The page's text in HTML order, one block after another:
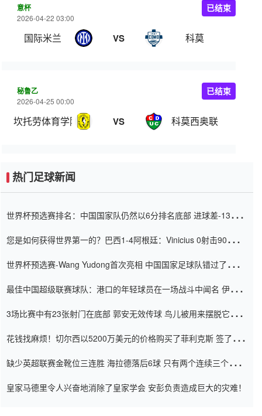
意杯
2026-04-22 03:00
国际米兰 VS 科莫
已结束
秘鲁乙
2026-04-25 00:00
坎托劳体育学院 VS 科莫西奥联
已结束
热门足球新闻
世界杯预选赛排名：中国国家队仍然以6分排名底部 进球差-13令人
您是如何获得世界第一的？巴西1-4阿根廷：Vinicius 0射击90分钟
世界杯预选赛-Wang Yudong首次亮相 中国国家足球队错过了世界
最佳中国超级联赛球队：港口的年轻球员在一场战斗中闻名 伊万放
3场比赛中有23张射门在底部 郭安无效传球 鸟儿被用来摆脱它
花钱找麻烦！切尔西以5200万美元的价格购买了菲利克斯 签了7年
缺少英超联赛金靴位三连胜 海拉德落后6球 只有两个连续三个连续
皇家马德里令人兴奋地消除了皇家学会 安彭负责造成巨大的灾难！